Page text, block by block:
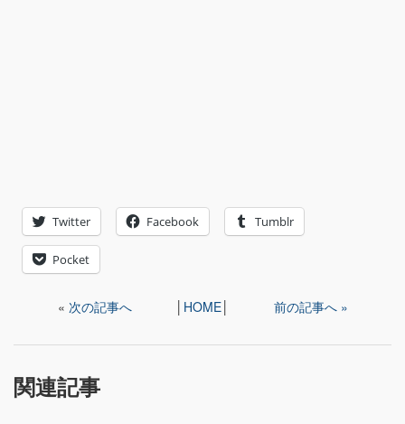
Twitter Facebook Tumblr
Pocket
« 次の記事へ │ HOME│ 前の記事へ »
関連記事